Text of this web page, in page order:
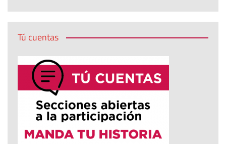
Tú cuentas